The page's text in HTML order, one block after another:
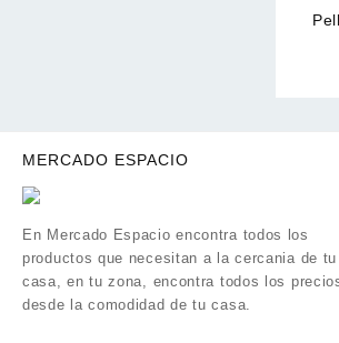
MERCADO ESPACIO
En Mercado Espacio encontra todos los
productos que necesitan a la cercania de tu
casa, en tu zona, encontra todos los
desde la comodidad de tu casa.